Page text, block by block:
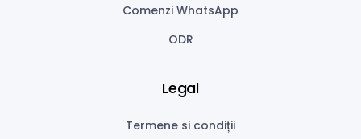
Comenzi WhatsApp
ODR
Legal
Termene si condiții